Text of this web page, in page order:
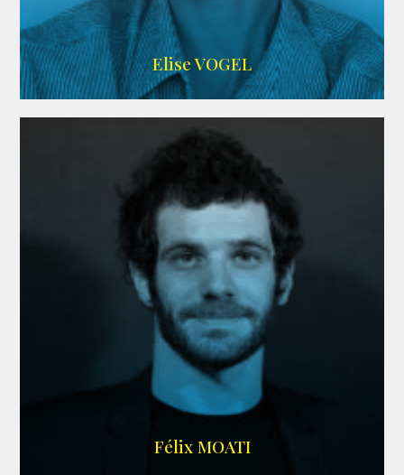
AGENCE IF ONLY
Elise VOGEL
Félix MOATI